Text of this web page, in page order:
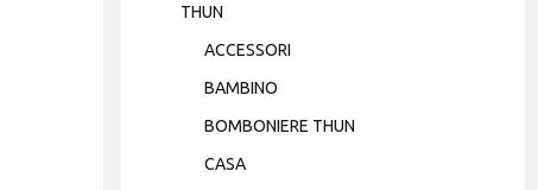
THUN
ACCESSORI
BAMBINO
BOMBONIERE THUN
CASA